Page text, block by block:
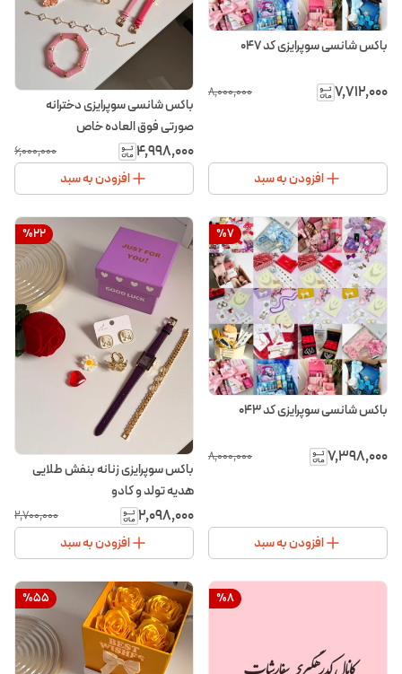
باکس شانسی سوپرایزی کد ۰۴۷
۷٬۷۱۲٬۰۰۰ ۸٬۰۰۰٬۰۰۰
افزودن به سبد
باکس شانسی سوپرایزی دخترانه
صورتی فوق العاده خاص
۴٬۹۹۸٬۰۰۰ ۶٬۰۰۰٬۰۰۰
افزودن به سبد
%7
باکس شانسی سوپرایزی کد ۰۴۳
۷٬۳۹۸٬۰۰۰ ۸٬۰۰۰٬۰۰۰
افزودن به سبد
%22
باکس سوپرایزی زنانه بنفش طلایی
هدیه تولد و کادو
۲٬۰۹۸٬۰۰۰ ۲٬۷۰۰٬۰۰۰
افزودن به سبد
%8
%55